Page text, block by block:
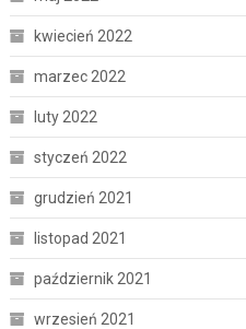
kwiecień 2022
marzec 2022
luty 2022
styczeń 2022
grudzień 2021
listopad 2021
październik 2021
wrzesień 2021